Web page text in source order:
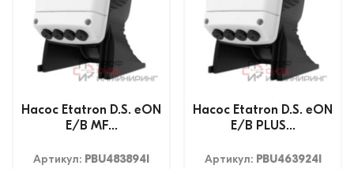
Насос Etatron D.S. eON
E/B MF...
Артикул: PBU483894I
Насос Etatron D.S. eON
E/B PLUS...
Артикул: PBU463924I